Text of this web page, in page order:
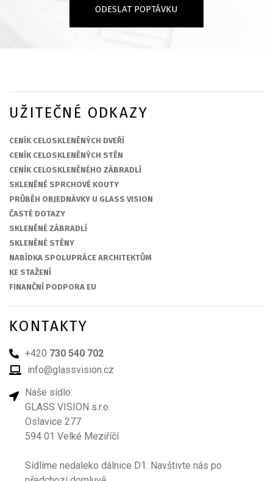
UŽITEČNÉ ODKAZY
CENÍK CELOSKLENĚNÝCH DVEŘÍ
CENÍK CELOSKLENĚNÝCH STĚN
CENÍK CELOSKLENĚNÉHO ZÁBRADLÍ
SKLENĚNÉ SPRCHOVÉ KOUTY
PRŮBĚH OBJEDNÁVKY U GLASS VISION
ČASTÉ DOTAZY
SKLENĚNÉ ZÁBRADLÍ
SKLENĚNÉ STĚNY
NABÍDKA SPOLUPRÁCE ARCHITEKTŮM
KE STAŽENÍ
FINANČNÍ PODPORA EU
KONTAKTY
+420 730 540 702
info@glassvision.cz
Naše sídlo:
GLASS VISION s.r.o.
Oslavice 277
594 01 Velké Meziříčí
Sídlíme nedaleko dálnice D1. Navštivte nás po